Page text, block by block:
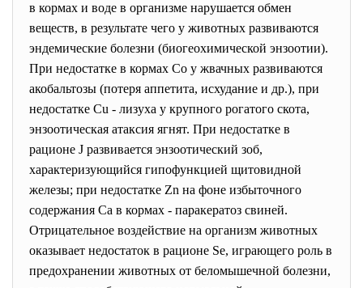
в кормах и воде в организме нарушается обмен
веществ, в результате чего у животных развиваются
эндемические болезни (биогеохимической энзоотии).
При недостатке в кормах Co у жвачных развиваются
акобальтозы (потеря аппетита, исхудание и др.), при
недостатке Cu - лизуха у крупного рогатого скота,
энзоотическая атаксия ягнят. При недостатке в
рационе J развивается энзоотический зоб,
характеризующийся гипофункцией щитовидной
железы; при недостатке Zn на фоне избыточного
содержания Ca в кормах - паракератоз свиней.
Отрицательное воздействие на организм животных
оказывает недостаток в рационе Se, играющего роль в
предохранении животных от беломышечной болезни,